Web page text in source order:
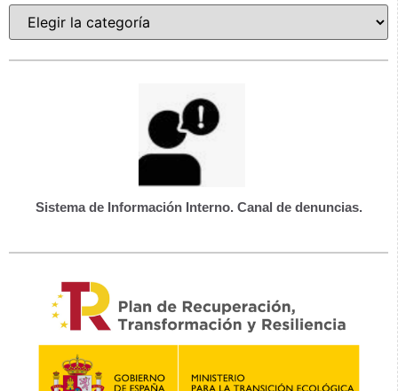
Sistema de Información Interno. Canal de denuncias.